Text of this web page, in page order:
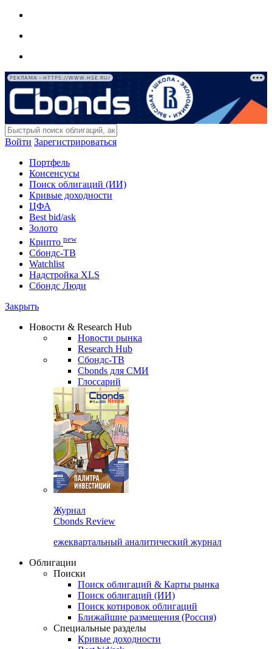
РЕКЛАМА • HTTPS://WWW.HSE.RU/
Войти Зарегистрироваться
Портфель
Консенсусы
Поиск облигаций (ИИ)
Кривые доходности
ЦФА
Best bid/ask
Золото
Крипто new
Сбондс-ТВ
Watchlist
Надстройка XLS
Сбондс Люди
Закрыть
Новости & Research Hub
Новости рынка
Research Hub
Сбондс-ТВ
Cbonds для СМИ
Глоссарий
Журнал
Cbonds Review
ежеквартальный аналитический журнал
Облигации
Поиски
Поиск облигаций & Карты рынка
Поиск облигаций (ИИ)
Поиск котировок облигаций
Ближайшие размещения (Россия)
Специальные разделы
Кривые доходности